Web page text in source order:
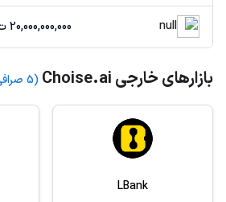
null 20,000,000,000 ت
بازارهای خارجی Choise.ai (5 صرافی)
LBank